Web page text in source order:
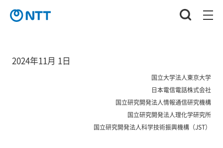
2024年11月 1日
国立大学法人東京大学
日本電信電話株式会社
国立研究開発法人情報通信研究機構
国立研究開発法人理化学研究所
国立研究開発法人科学技術振興機構（JST）